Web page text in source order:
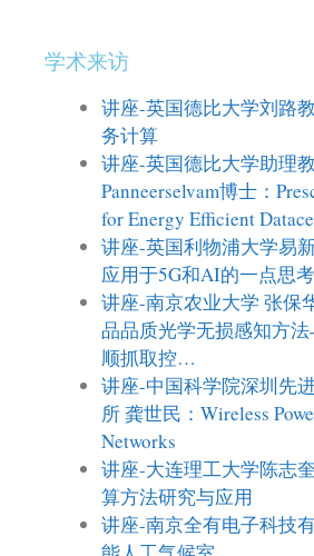
学术来访
讲座-英国德比大学刘路
务计算
讲座-英国德比大学助理
Panneerselvam博士：
for Energy Efficient
讲座-英国利物浦大学易
应用于5G和AI的一点思考
讲座-南京农业大学 张保
品品质光学无损感知方
顺抓取控…
讲座-中国科学院深圳先
所 龚世民：Wireless
Networks
讲座-大连理工大学陈志
算方法研究与应用
讲座-南京全有电子科技